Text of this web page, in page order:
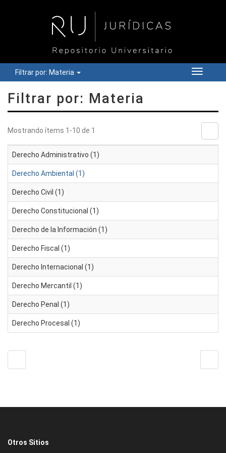
Filtrar por: Materia
Cambiar
Filtrar por: Materia
Mostrando ítems 1-10 de 1
Derecho Administrativo (1)
Derecho Ambiental (1)
Derecho Civil (1)
Derecho Constitucional (1)
Derecho de la Información (1)
Derecho Fiscal (1)
Derecho Internacional (1)
Derecho Mercantil (1)
Derecho Penal (1)
Derecho Procesal (1)
Otros Sitios